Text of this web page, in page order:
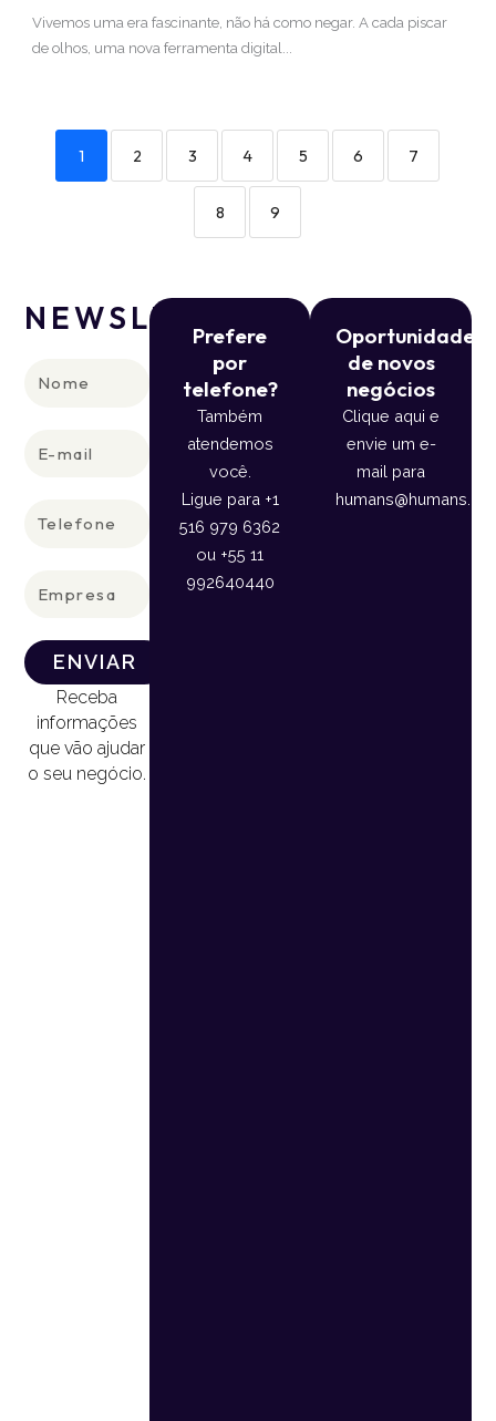
Vivemos uma era fascinante, não há como negar. A cada piscar
de olhos, uma nova ferramenta digital...
1 2 3 4 5 6 7
8 9
NEWSLETTER
ENVIAR
Receba
informações
que vão ajudar
o seu negócio.
Prefere
por
telefone?
Também
atendemos
você.
Ligue para +1
516 979 6362
ou +55 11
992640440
Oportunidade
de novos
negócios
Clique aqui e
envie um e-
mail para